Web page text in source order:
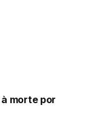
morte por